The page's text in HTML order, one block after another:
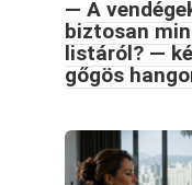
— A
biztosan
listáról? —
gőgös